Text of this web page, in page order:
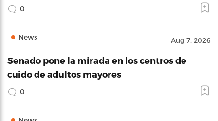
0
News Aug 7, 2026
Senado pone la mirada en los centros de
cuido de adultos mayores
0